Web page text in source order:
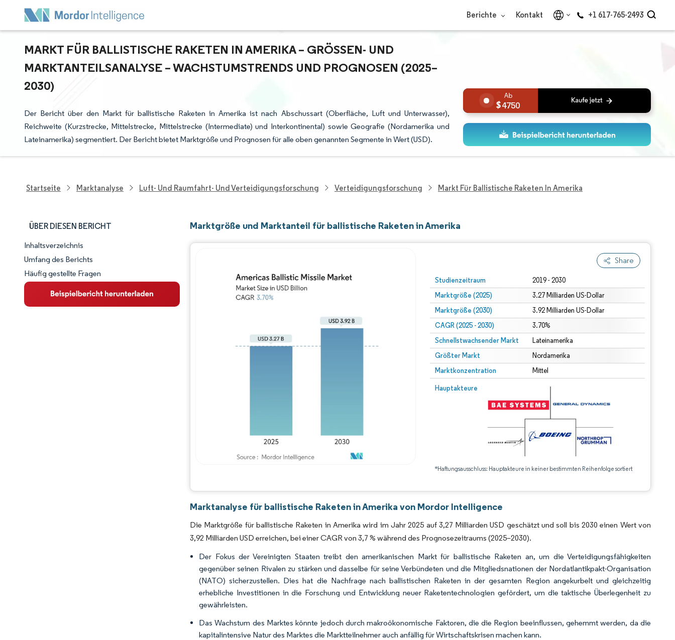
Berichte Kontakt +1 617-765-2493
MARKT FÜR BALLISTISCHE RAKETEN IN AMERIKA – GRÖSSEN- UND M
ARKTANTEILSANALYSE – WACHSTUMSTRENDS UND PROGNOSEN (2025–2
030)
Der Bericht über den Markt für ballistische Raketen in Amerika ist nach Abschussart (Oberfläche, Luft und Unterwasser),
Reichweite (Kurzstrecke, Mittelstrecke, Mittelstrecke (Intermediate) und Interkontinental) sowie Geografie (Nordamerika und
Lateinamerika) segmentiert. Der Bericht bietet Marktgröße und Prognosen für alle oben genannten Segmente in Wert (USD).
4750
Startseite Marktanalyse Luft- Und Raumfahrt- Und Verteidigungsforschung Verteidigungsforschung Markt Für Ballistische Raketen In Amerika
ÜBER DIESEN BERICHT
Marktschnappschuss
Marktübersicht
Wichtige Markttrends
Inhaltsverzeichnis
Umfang des Berichts
Häufig gestellte Fragen
Marktgröße und Marktanteil für ballistische Raketen in Amerika
Share
Studienzeitraum 2019 - 2030
Marktgröße (2025) 3.27 Milliarden US-Dollar
Marktgröße (2030) 3.92 Milliarden US-Dollar
CAGR (2025 - 2030) 3.70%
Schnellstwachsender Markt Lateinamerika
Größter Markt Nordamerika
Marktkonzentration Mittel
Hauptakteure
*Haftungsausschluss: Hauptakteure in keiner bestimmten Reihenfolge sortiert
Bild © Mordor Intelligence. Wiederverwendung erfordert Namensnennung gemäß CC BY 4.0.
Marktanalyse für ballistische Raketen in Amerika von Mordor Intelligence
Die Marktgröße für ballistische Raketen in Amerika wird im Jahr 2025 auf 3,27 Milliarden USD geschätzt und soll bis 2030 einen Wert von
3,92 Milliarden USD erreichen, bei einer CAGR von 3,7 % während des Prognosezeitraums (2025–2030).
Der Fokus der Vereinigten Staaten treibt den amerikanischen Markt für ballistische Raketen an, um die Verteidigungsfähigkeiten
gegenüber seinen Rivalen zu stärken und dasselbe für seine Verbündeten und die Mitgliedsnationen der Nordatlantikpakt-Organisation
(NATO) sicherzustellen. Dies hat die Nachfrage nach ballistischen Raketen in der gesamten Region angekurbelt und gleichzeitig
erhebliche Investitionen in die Forschung und Entwicklung neuer Raketentechnologien gefördert, um die taktische Überlegenheit zu
gewährleisten.
Das Wachstum des Marktes könnte jedoch durch makroökonomische Faktoren, die die Region beeinflussen, gehemmt werden, da die
kapitalintensive Natur des Marktes die Marktteilnehmer auch anfällig für Wirtschaftskrisen machen kann.